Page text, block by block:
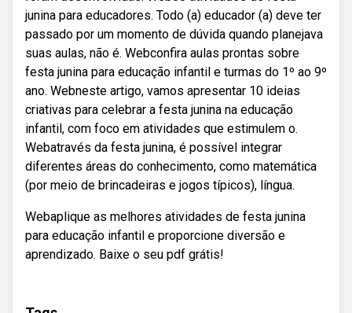
junina para educadores. Todo (a) educador (a) deve ter
passado por um momento de dúvida quando planejava
suas aulas, não é. Webconfira aulas prontas sobre
festa junina para educação infantil e turmas do 1º ao 9º
ano. Webneste artigo, vamos apresentar 10 ideias
criativas para celebrar a festa junina na educação
infantil, com foco em atividades que estimulem o.
Webatravés da festa junina, é possível integrar
diferentes áreas do conhecimento, como matemática
(por meio de brincadeiras e jogos típicos), língua.
Webaplique as melhores atividades de festa junina
para educação infantil e proporcione diversão e
aprendizado. Baixe o seu pdf grátis!